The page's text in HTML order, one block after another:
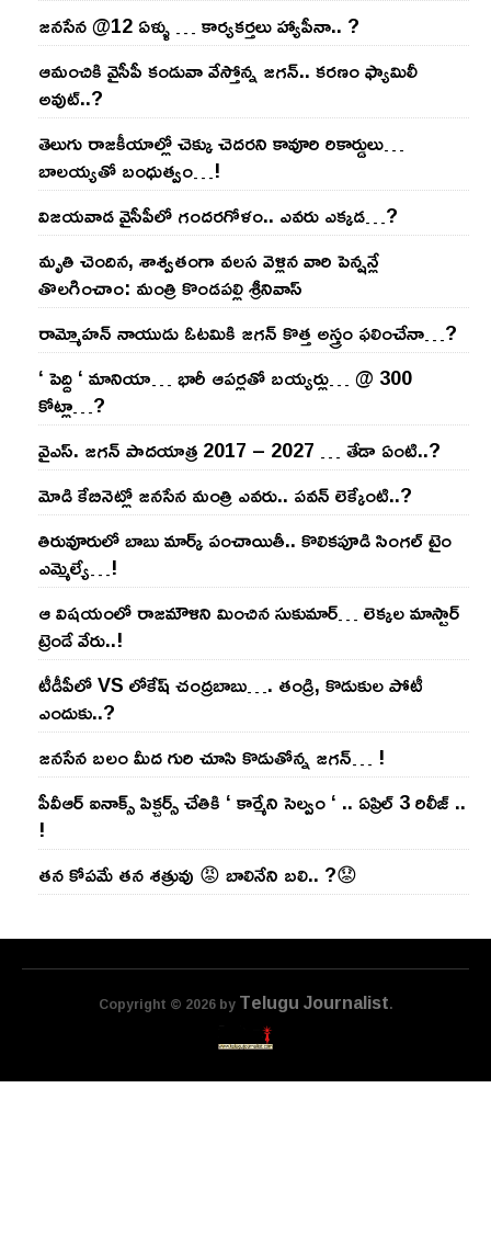
జనసేన @12 ఏళ్ళు … కార్యకర్తలు హ్యాపీనా.. ?
ఆమంచికి వైసీపీ కండువా వేస్తోన్న జ‌గ‌న్‌.. క‌ర‌ణం ఫ్యామిలీ
అవుట్‌..?
తెలుగు రాజ‌కీయాల్లో చెక్కు చెద‌ర‌ని కావూరి రికార్డులు…
బాల‌య్యతో బంధుత్వం…!
విజ‌య‌వాడ వైసీపీలో గంద‌ర‌గోళం.. ఎవ‌రు ఎక్క‌డ‌…?
మృతి చెందిన, శాశ్వతంగా వలస వెళ్లిన వారి పెన్ష‌న్లే
తొల‌గించాం: మంత్రి కొండపల్లి శ్రీనివాస్
రామ్మోహ‌న్ నాయుడు ఓట‌మికి జ‌గ‌న్ కొత్త అస్త్రం ఫ‌లించేనా…?
‘ పెద్ది ‘ మానియా… భారీ ఆప‌ర్ల‌తో బ‌య్య‌ర్లు… @ 300
కోట్లా…?
వైఎస్‌. జ‌గ‌న్ పాద‌యాత్ర 2017 – 2027 … తేడా ఏంటి..?
మోడి కేబినెట్లో జ‌నసేన మంత్రి ఎవ‌రు.. ప‌వ‌న్ లెక్కేంటి..?
తిరువూరులో బాబు మార్క్ పంచాయితీ.. కొలిక‌పూడి సింగ‌ల్ టైం
ఎమ్మెల్యే…!
ఆ విష‌యంలో రాజ‌మౌళిని మించిన సుకుమార్‌… లెక్క‌ల మాస్టార్
ట్రెండే వేరు..!
టీడీపీలో VS లోకేష్ చంద్ర‌బాబు…. తండ్రి, కొడుకుల పోటీ
ఎందుకు..?
జ‌న‌సేన బ‌లం మీద గురి చూసి కొడుతోన్న జ‌గ‌న్‌… !
పీవీఆర్ ఐనాక్స్ పిక్చర్స్ చేతికి ‘ కార్మేని సెల్వం ‘ .. ఏప్రిల్ 3 రిలీజ్ ..
!
తన కోపమే తన శత్రువు 😡 బాలినేని బలి.. ?😟
Copyright © 2026 byTelugu Journalist.